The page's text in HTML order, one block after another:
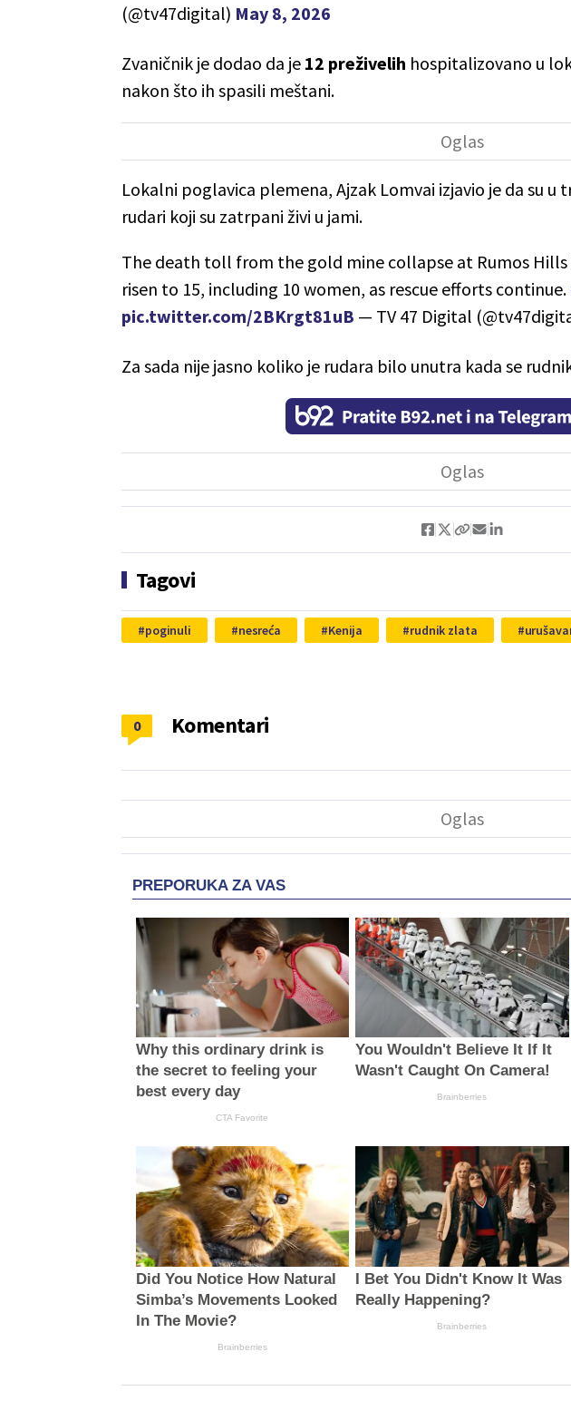
(@tv47digital) May 8, 2026
Zvaničnik je dodao da je 12 preživelih hospitalizovano u
nakon što ih spasili meštani.
Lokalni poglavica plemena, Ajzak Lomvai izjavio je da su u
rudari koji su zatrpani živi u jami.
The death toll from the gold mine collapse at Rumos Hills
risen to 15, including 10 women, as rescue efforts continue.
pic.twitter.com/2BKrgt81uB — TV 47 Digital
Za sada nije jasno koliko je rudara bilo unutra kada se
Tagovi
poginuli nesreća Kenija rudnik zlata
Komentari
0
PREPORUKA ZA VAS
Why this ordinary drink is
the secret to feeling your
best every day
CTA Favorite
You Wouldn't Believe It If It
Wasn't Caught On Camera!
Brainberries
Did You Notice How Natural
Simba’s Movements Looked
In The Movie?
Brainberries
I Bet You Didn't Know It Was
Really Happening?
Brainberries